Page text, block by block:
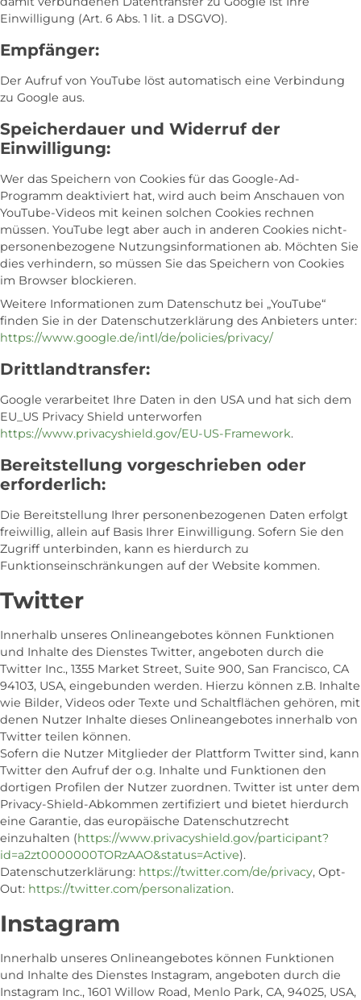
Einwilligung (Art. 6 Abs. 1 lit. a DSGVO).
Empfänger:
Der Aufruf von YouTube löst automatisch eine Verbindung
zu Google aus.
Speicherdauer und Widerruf der
Einwilligung:
Wer das Speichern von Cookies für das Google-Ad-
Programm deaktiviert hat, wird auch beim Anschauen von
YouTube-Videos mit keinen solchen Cookies rechnen
müssen. YouTube legt aber auch in anderen Cookies nicht-
personenbezogene Nutzungsinformationen ab. Möchten Sie
dies verhindern, so müssen Sie das Speichern von Cookies
im Browser blockieren.
Weitere Informationen zum Datenschutz bei „YouTube“
finden Sie in der Datenschutzerklärung des Anbieters unter:
https://www.google.de/intl/de/policies/privacy/
Drittlandtransfer:
Google verarbeitet Ihre Daten in den USA und hat sich dem
EU_US Privacy Shield unterworfen
https://www.privacyshield.gov/EU-US-Framework.
Bereitstellung vorgeschrieben oder
erforderlich:
Die Bereitstellung Ihrer personenbezogenen Daten erfolgt
freiwillig, allein auf Basis Ihrer Einwilligung. Sofern Sie den
Zugriff unterbinden, kann es hierdurch zu
Funktionseinschränkungen auf der Website kommen.
Twitter
Innerhalb unseres Onlineangebotes können Funktionen
und Inhalte des Dienstes Twitter, angeboten durch die
Twitter Inc., 1355 Market Street, Suite 900, San Francisco, CA
94103, USA, eingebunden werden. Hierzu können z.B. Inhalte
wie Bilder, Videos oder Texte und Schaltflächen gehören, mit
denen Nutzer Inhalte dieses Onlineangebotes innerhalb von
Twitter teilen können.
Sofern die Nutzer Mitglieder der Plattform Twitter sind, kann
Twitter den Aufruf der o.g. Inhalte und Funktionen den
dortigen Profilen der Nutzer zuordnen. Twitter ist unter dem
Privacy-Shield-Abkommen zertifiziert und bietet hierdurch
eine Garantie, das europäische Datenschutzrecht
einzuhalten (https://www.privacyshield.gov/participant?
id=a2zt0000000TORzAAO&status=Active).
Datenschutzerklärung: https://twitter.com/de/privacy, Opt-
Out: https://twitter.com/personalization.
Instagram
Innerhalb unseres Onlineangebotes können Funktionen
und Inhalte des Dienstes Instagram, angeboten durch die
Instagram Inc., 1601 Willow Road, Menlo Park, CA, 94025, USA,